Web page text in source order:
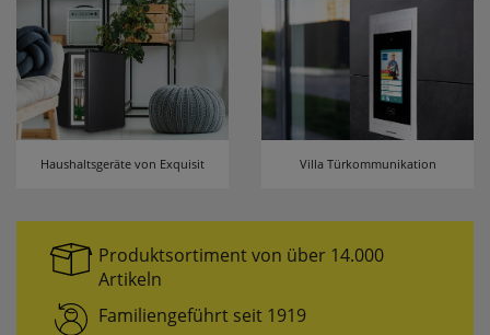
Haushaltsgeräte von Exquisit Villa Türkommunikation
Produktsortiment von über 14.000
Artikeln
Familiengeführt seit 1919